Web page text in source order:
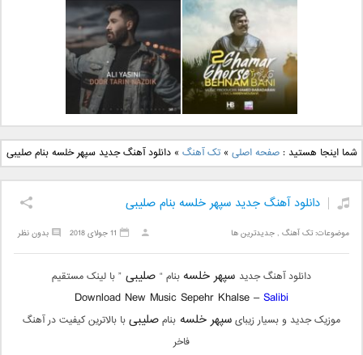
دانلود آهنگ جدید مهدی
یراحی بنام اسرار
دانلود آهنگ جدید فرزاد
فرزین بنام آتیش
دانلود آهنگ جدید بهنام
بانی بنام قرص قمر 2
دانلود آهنگ جدید علی
یاسینی بنام دورترین نزدیک
شما اینجا هستید :صفحه اصلی »تک آهنگ »دانلود آهنگ جدید سپهر خلسه بنام صلیبی
دانلود آهنگ جدید سپهر خلسه بنام صلیبی
موضوعات:تک آهنگ ,جدیدترین ها بدون نظر 11 جولای 2018
دانلود آهنگ جدید سپهر خلسه بنام “ صلیبی ” با لینک مستقیم
Download New Music Sepehr Khalse –Salibi
موزیک جدید و بسیار زیبایسپهر خلسه بنامصلیبیبا بالاترین کیفیت در آهنگ
فاخر